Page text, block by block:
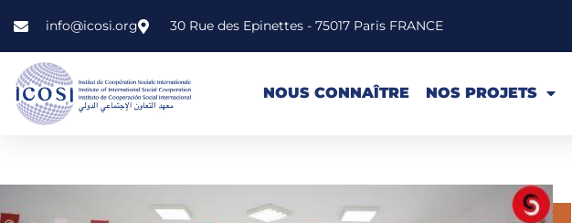
info@icosi.org 30 Rue des Epinettes - 75017 Paris FRANCE
NOUS CONNAÎTRE NOS PROJETS